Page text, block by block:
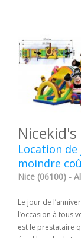
Nicekid's
Location
moindre
Nice (06100) -
Le jour de
l’occasion à tous
est le prestataire